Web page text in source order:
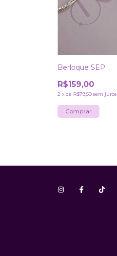
Berloque SEP
R$159,00
2 x de R$79,50 sem juros